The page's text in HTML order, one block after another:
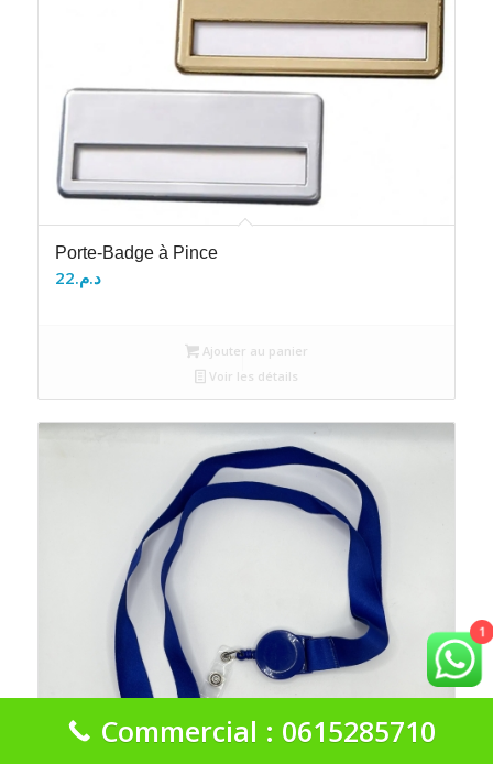
Porte-Badge à Pince
د.م.22
Ajouter au panier
Voir les détails
1
Commercial : 0615285710